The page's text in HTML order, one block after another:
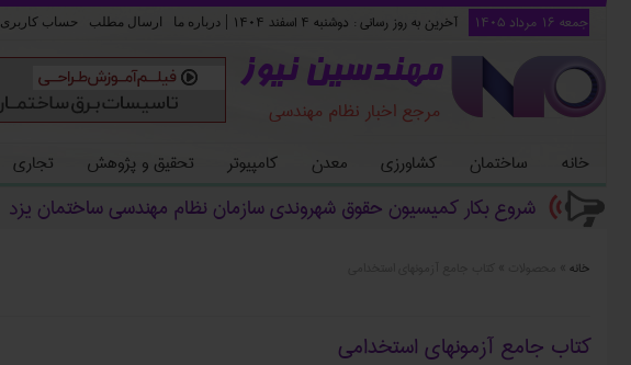
جمعه ۱۶ مرداد ۱۴۰۵ آخرین به روز رسانی : دوشنبه ۴ اسفند ۱۴۰۴ | درباره ما ارسال مطلب حساب کاربری
مهندسین نیوز
مرجع اخبار نظام مهندسی
خانه ساختمان کشاورزی معدن کامپیوتر تحقیق و پژوهش تجاری
شروع بکار کمیسیون حقوق شهروندی سازمان نظام مهندسی ساختمان یزد
خانه
کتاب جامع آزمونهای استخدامی